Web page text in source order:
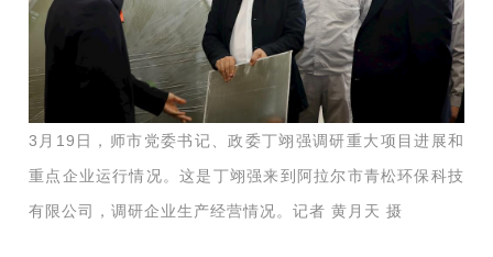
3月19日，师市党委书记、政委丁翊强调研重大项目进展和
重点企业运行情况。这是丁翊强来到阿拉尔市青松环保科技
有限公司，调研企业生产经营情况。记者 黄月天 摄